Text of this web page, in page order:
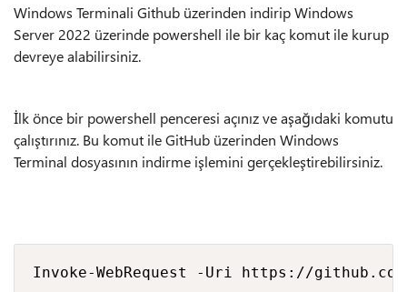
Windows Terminali Github üzerinden indirip Windows
Server 2022 üzerinde powershell ile bir kaç komut ile kurup
devreye alabilirsiniz.
İlk önce bir powershell penceresi açınız ve aşağıdaki komutu
çalıştırınız. Bu komut ile GitHub üzerinden Windows
Terminal dosyasının indirme işlemini gerçekleştirebilirsiniz.
Invoke-WebRequest -Uri https://